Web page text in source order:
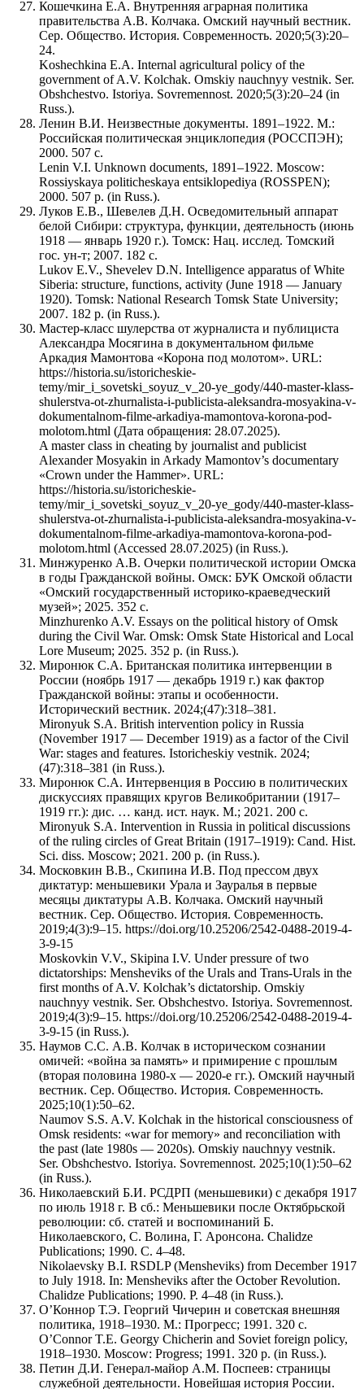
Кошечкина Е.А. Внутренняя аграрная политика
правительства А.В. Колчака. Омский научный вестник.
Сер. Общество. История. Современность. 2020;5(3):20–
24.
Koshechkina E.A. Internal agricultural policy of the
government of A.V. Kolchak. Omskiy nauchnyy vestnik. Ser.
Obshchestvo. Istoriya. Sovremennost. 2020;5(3):20–24 (in
Russ.).
Ленин В.И. Неизвестные документы. 1891–1922. М.:
Российская политическая энциклопедия (РОССПЭН);
2000. 507 с.
Lenin V.I. Unknown documents, 1891–1922. Moscow:
Rossiyskaya politicheskaya entsiklopediya (ROSSPEN);
2000. 507 p. (in Russ.).
Луков Е.В., Шевелев Д.Н. Осведомительный аппарат
белой Сибири: структура, функции, деятельность (июнь
1918 — январь 1920 г.). Томск: Нац. исслед. Томский
гос. ун-т; 2007. 182 с.
Lukov E.V., Shevelev D.N. Intelligence apparatus of White
Siberia: structure, functions, activity (June 1918 — January
1920). Tomsk: National Research Tomsk State University;
2007. 182 p. (in Russ.).
Мастер-класс шулерства от журналиста и публициста
Александра Мосягина в документальном фильме
Аркадия Мамонтова «Корона под молотом». URL:
https://historia.su/istoricheskie-
temy/mir_i_sovetski_soyuz_v_20-ye_gody/440-master-klass-
shulerstva-ot-zhurnalista-i-publicista-aleksandra-mosyakina-v-
dokumentalnom-filme-arkadiya-mamontova-korona-pod-
molotom.html (Дата обращения: 28.07.2025).
A master class in cheating by journalist and publicist
Alexander Mosyakin in Arkady Mamontov’s documentary
«Crown under the Hammer». URL:
https://historia.su/istoricheskie-
temy/mir_i_sovetski_soyuz_v_20-ye_gody/440-master-klass-
shulerstva-ot-zhurnalista-i-publicista-aleksandra-mosyakina-v-
dokumentalnom-filme-arkadiya-mamontova-korona-pod-
molotom.html (Accessed 28.07.2025) (in Russ.).
Минжуренко А.В. Очерки политической истории Омска
в годы Гражданской войны. Омск: БУК Омской области
«Омский государственный историко-краеведческий
музей»; 2025. 352 с.
Minzhurenko A.V. Essays on the political history of Omsk
during the Civil War. Omsk: Omsk State Historical and Local
Lore Museum; 2025. 352 p. (in Russ.).
Миронюк С.А. Британская политика интервенции в
России (ноябрь 1917 — декабрь 1919 г.) как фактор
Гражданской войны: этапы и особенности.
Исторический вестник. 2024;(47):318–381.
Mironyuk S.A. British intervention policy in Russia
(November 1917 — December 1919) as a factor of the Civil
War: stages and features. Istoricheskiy vestnik. 2024;
(47):318–381 (in Russ.).
Миронюк С.А. Интервенция в Россию в политических
дискуссиях правящих кругов Великобритании (1917–
1919 гг.): дис. … канд. ист. наук. М.; 2021. 200 с.
Mironyuk S.A. Intervention in Russia in political discussions
of the ruling circles of Great Britain (1917–1919): Cand. Hist.
Sci. diss. Moscow; 2021. 200 p. (in Russ.).
Московкин В.В., Скипина И.В. Под прессом двух
диктатур: меньшевики Урала и Зауралья в первые
месяцы диктатуры А.В. Колчака. Омский научный
вестник. Сер. Общество. История. Современность.
2019;4(3):9–15. https://doi.org/10.25206/2542-0488-2019-4-
3-9-15
Moskovkin V.V., Skipina I.V. Under pressure of two
dictatorships: Mensheviks of the Urals and Trans-Urals in the
first months of A.V. Kolchak’s dictatorship. Omskiy
nauchnyy vestnik. Ser. Obshchestvo. Istoriya. Sovremennost.
2019;4(3):9–15. https://doi.org/10.25206/2542-0488-2019-4-
3-9-15 (in Russ.).
Наумов С.С. А.В. Колчак в историческом сознании
омичей: «война за память» и примирение с прошлым
(вторая половина 1980-х — 2020-е гг.). Омский научный
вестник. Сер. Общество. История. Современность.
2025;10(1):50–62.
Naumov S.S. A.V. Kolchak in the historical consciousness of
Omsk residents: «war for memory» and reconciliation with
the past (late 1980s — 2020s). Omskiy nauchnyy vestnik.
Ser. Obshchestvo. Istoriya. Sovremennost. 2025;10(1):50–62
(in Russ.).
Николаевский Б.И. РСДРП (меньшевики) с декабря 1917
по июль 1918 г. В сб.: Меньшевики после Октябрьской
революции: сб. статей и воспоминаний Б.
Николаевского, С. Волина, Г. Аронсона. Chalidze
Publications; 1990. С. 4–48.
Nikolaevsky B.I. RSDLP (Mensheviks) from December 1917
to July 1918. In: Mensheviks after the October Revolution.
Chalidze Publications; 1990. P. 4–48 (in Russ.).
О’Коннор Т.Э. Георгий Чичерин и советская внешняя
политика, 1918–1930. М.: Прогресс; 1991. 320 с.
O’Connor T.E. Georgy Chicherin and Soviet foreign policy,
1918–1930. Moscow: Progress; 1991. 320 p. (in Russ.).
Петин Д.И. Генерал-майор А.М. Поспеев: страницы
служебной деятельности. Новейшая история России.